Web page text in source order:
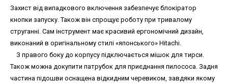
Захист від випадкового включення забезпечує блокіратор
кнопки запуску. Також він спрощує роботу при тривалому
струганні. Сам інструмент має красивий ергономічний дизайн,
виконаний в оригінальному стилі «японського» Hitachi.
З правого боку до корпусу підключається мішок для тирси.
Також можна докупити патрубок для приєднання пилососа. Задня
частина підошви оснащена відкидним черевиком, завдяки якому